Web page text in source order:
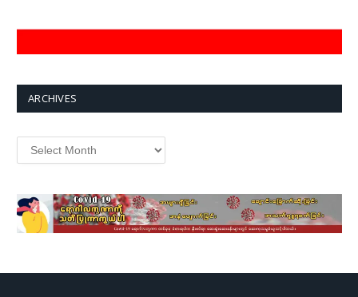
ARCHIVES
Archives